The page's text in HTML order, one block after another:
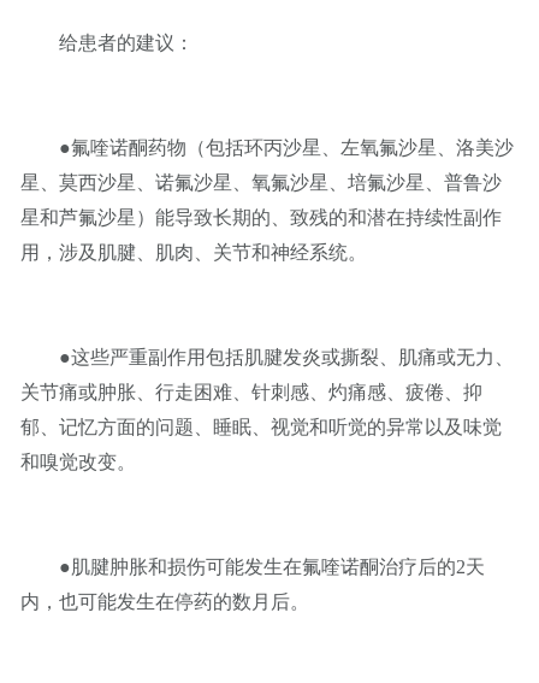
给患者的建议：
●氟喹诺酮药物（包括环丙沙星、左氧氟沙星、洛美沙
星、莫西沙星、诺氟沙星、氧氟沙星、培氟沙星、普鲁沙
星和芦氟沙星）能导致长期的、致残的和潜在持续性副作
用，涉及肌腱、肌肉、关节和神经系统。
●这些严重副作用包括肌腱发炎或撕裂、肌痛或无力、
关节痛或肿胀、行走困难、针刺感、灼痛感、疲倦、抑
郁、记忆方面的问题、睡眠、视觉和听觉的异常以及味觉
和嗅觉改变。
●肌腱肿胀和损伤可能发生在氟喹诺酮治疗后的2天
内，也可能发生在停药的数月后。